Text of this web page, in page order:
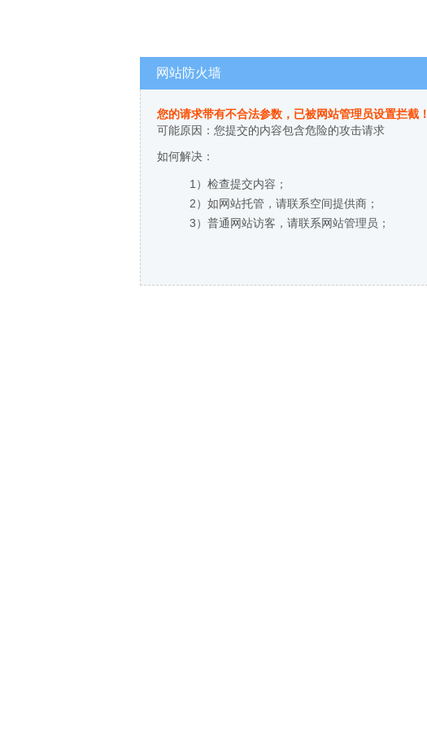
网站防火墙
您的请求带有不合法参数，已被网站管理员设置拦截！
可能原因：您提交的内容包含危险的攻击请求
如何解决：
1）检查提交内容；
2）如网站托管，请联系空间提供商；
3）普通网站访客，请联系网站管理员；